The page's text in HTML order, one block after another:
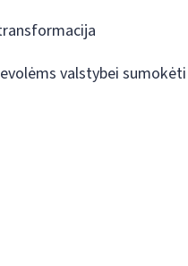
valstybei sumokėti